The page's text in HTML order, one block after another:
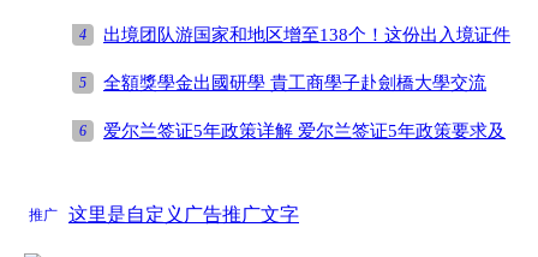
的6种方式
4 出境团队游国家和地区增至138个！这份出入境证件
办理指南请收好
5 全額獎學金出國研學 貴工商學子赴劍橋大學交流
6 爱尔兰签证5年政策详解 爱尔兰签证5年政策要求及
推广 这里是自定义广告推广文字